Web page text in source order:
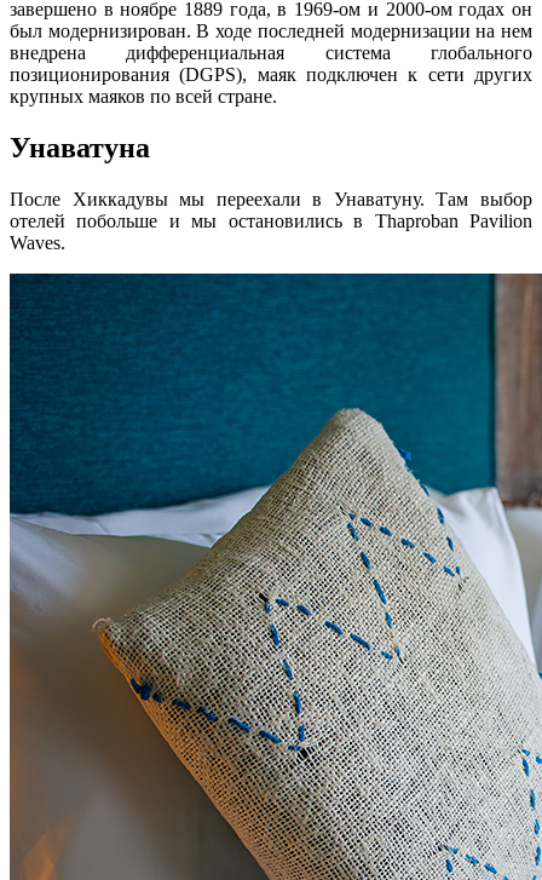
завершено в ноябре 1889 года, в 1969-ом и 2000-ом годах он
был модернизирован. В ходе последней модернизации на нем
внедрена дифференциальная система глобального
позиционирования (DGPS), маяк подключен к сети других
крупных маяков по всей стране.
Унаватуна
После Хиккадувы мы переехали в Унаватуну. Там выбор
отелей побольше и мы остановились в Thaproban Pavilion
Waves.